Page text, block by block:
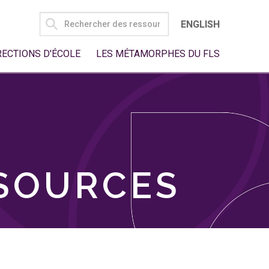
SEARCH
FOR:
ENGLISH
D'ÉCOLE LES MÉTAMORPHES DU FLS